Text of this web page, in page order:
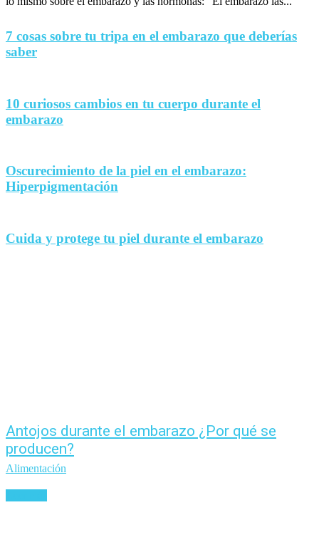
7 cosas sobre tu tripa en el embarazo que deberías
saber
10 curiosos cambios en tu cuerpo durante el
embarazo
Oscurecimiento de la piel en el embarazo:
Hiperpigmentación
Cuida y protege tu piel durante el embarazo
Antojos durante el embarazo ¿Por qué se
producen?
Alimentación